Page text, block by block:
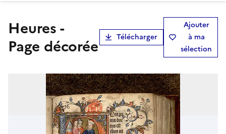
Heures -
Page décorée
Télécharger
Ajouter
à ma
sélection